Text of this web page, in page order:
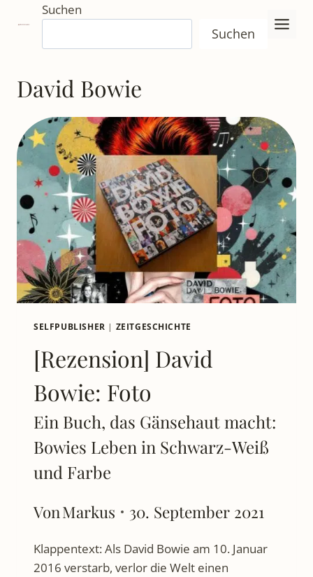
Inhalt
springen
Suchen
Suchen
David Bowie
SELFPUBLISHER | ZEITGESCHICHTE
[Rezension] David
Bowie: Foto
Ein Buch, das Gänsehaut macht:
Bowies Leben in Schwarz-Weiß
und Farbe
VonMarkus 30. September 2021
Klappentext: Als David Bowie am 10. Januar
2016 verstarb, verlor die Welt einen